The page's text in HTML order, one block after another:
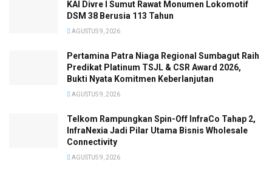
KAI Divre I Sumut Rawat Monumen Lokomotif
DSM 38 Berusia 113 Tahun
AGUSTUS 9, 2026
Pertamina Patra Niaga Regional Sumbagut Raih
Predikat Platinum TSJL & CSR Award 2026,
Bukti Nyata Komitmen Keberlanjutan
AGUSTUS 9, 2026
Telkom Rampungkan Spin-Off InfraCo Tahap 2,
InfraNexia Jadi Pilar Utama Bisnis Wholesale
Connectivity
AGUSTUS 9, 2026